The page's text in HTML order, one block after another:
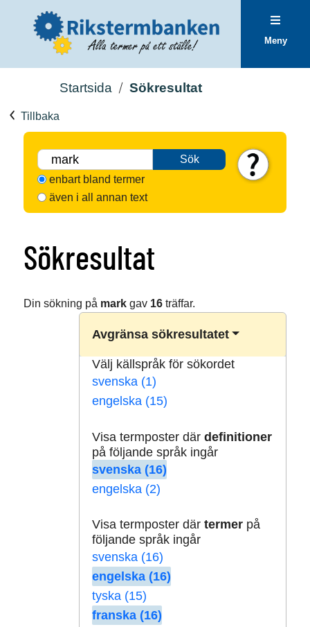
Meny
Startsida Sökresultat
Tillbaka
Sök
enbart bland termer
även i all annan text
Sökresultat
Din sökning på markgav 16träffar.
Avgränsa sökresultatet
Välj källspråk för sökordet
svenska (1)
engelska (15)
Visa termposter där definitioner
på följande språk ingår
svenska (16)
engelska (2)
Visa termposter där termerpå
följande språk ingår
svenska (16)
engelska (16)
tyska (15)
franska (16)